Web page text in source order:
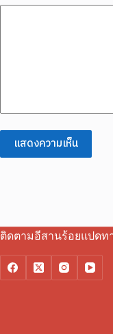
แสดงความเห็น
ติดตามอีสานร้อยแปดท